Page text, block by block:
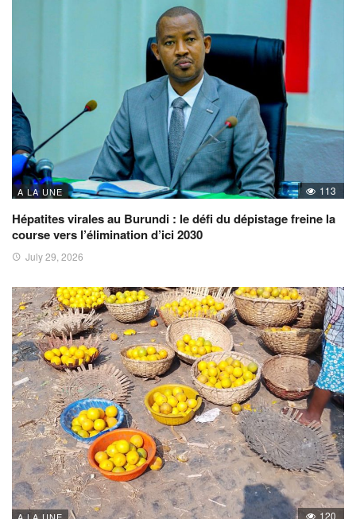
A LA UNE 113
Hépatites virales au Burundi : le défi du dépistage freine la
course vers l’élimination d’ici 2030
July 29, 2026
120